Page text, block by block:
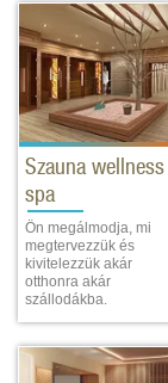
Szauna wellness
spa
Ön megálmodja, mi
megtervezzük és
kivitelezzük akár
otthonra akár
szállodákba.